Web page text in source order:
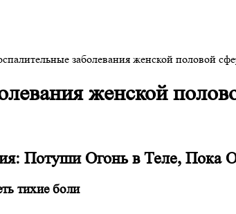
заболевания женской половой
женской
Потуши Огонь в Теле,
тихие боли